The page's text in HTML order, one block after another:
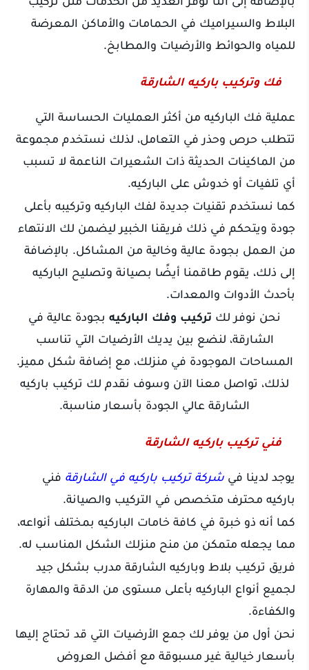
البلاط والسيراميك في الحمامات والأماكن المعرضة
للمياه والحوائط والأرضيات والمطابخ.
فك وتركيب باركيه الشارقة
عملية فك الباركيه من أكثر العمليات الحساسة التي
تتطلب حرص وحذر في التعامل، لذلك نستخدم مجموعة
من الماكينات الحديثة ذات الشعيرات الناعمة لا تسبب
أي تلفيات أو خدوش على الباركيه.
كما نستخدم تقنيات جديدة لفك الباركيه وتركيبه بأعلى
جودة ويتحكم في ذلك فريقنا الخبير ليضمن لك الانتهاء
من العمل بجودة عالية وخالية من المشاكل. بالإضافة
إلى ذلك، يقوم طاقمنا أيضًا بصيانة وتصليح الباركيه
بأحدث الأدوات والمعدات.
نحن نوفر لك تركيب وفك الباركيه بجودة عالية في
الشارقة، لنضع بين يديك الأرضيات التي تناسب
المساحات الموجودة في منزلك، مع إضافة شكل مميز.
لذلك، تواصل معنا الآن وسوف نقدم لك تركيب باركيه
الشارقة عالي الجودة بأسعار مناسبة.
فني تركيب باركيه الشارقة
يوجد لدينا في شركة تركيب باركيه في الشارقة فني
باركيه محترف متخصص في التركيب والصيانة.
كما أنه ذو خبرة في كافة خامات الباركيه بمختلف أنواعه،
مما يجعله متمكن من منح منزلك الشكل المناسب له.
فريق تركيب بلاط وباركيه الشارقة مدرب بشكل جيد
لجميع أنواع الباركيه بأعلى مستوى من الدقة والمهارة
والكفاءة.
نحن أول من يوفر لك جمع الأرضيات التي قد تحتاج إليها
بأسعار خيالية غير مسبوقة مع أفضل العروض